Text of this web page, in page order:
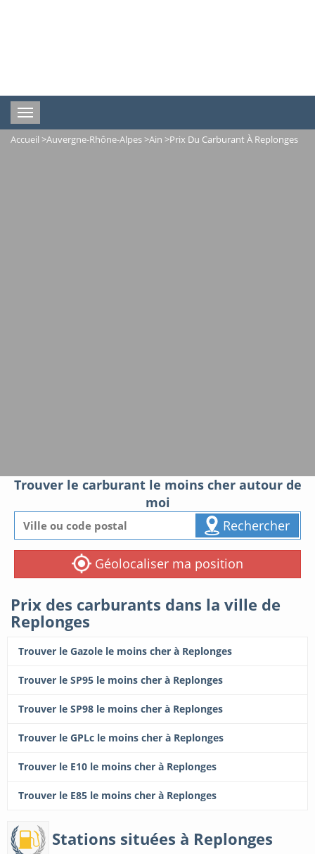
Toggle
navigation
Accueil >Auvergne-Rhône-Alpes>Ain >Prix Du Carburant À Replonges
Trouver le carburant le moins cher autour de
moi
Rechercher
Géolocaliser ma position
Prix des carburants dans la ville de
Replonges
Trouver le Gazole le moins cher à Replonges
Trouver le SP95 le moins cher à Replonges
Trouver le SP98 le moins cher à Replonges
Trouver le GPLc le moins cher à Replonges
Trouver le E10 le moins cher à Replonges
Trouver le E85 le moins cher à Replonges
Stations situées à Replonges